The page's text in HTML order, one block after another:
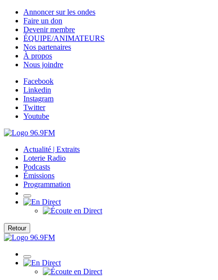
Annoncer sur les ondes
Faire un don
Devenir membre
ÉQUIPE/ANIMATEURS
Nos partenaires
À propos
Nous joindre
Facebook
Linkedin
Instagram
Twitter
Youtube
Actualité | Extraits
Loterie Radio
Podcasts
Émissions
Programmation
Retour